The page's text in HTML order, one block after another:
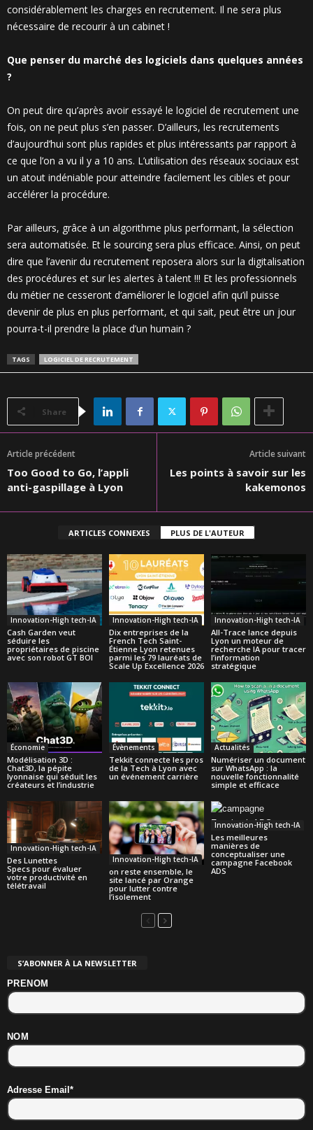
considérablement les charges en recrutement. Il ne sera plus
nécessaire de recourir à un cabinet !
Que penser du marché des logiciels dans quelques années
?
On peut dire qu’après avoir essayé le logiciel de recrutement une
fois, on ne peut plus s’en passer. D’ailleurs, les recrutements
d’aujourd’hui sont plus rapides et plus intéressants par rapport à
ce que l’on a vu il y a 10 ans. L’utilisation des réseaux sociaux est
un atout indéniable pour atteindre facilement les cibles et pour
accélérer la procédure.
Par ailleurs, grâce à un algorithme plus performant, la sélection
sera automatisée. Et le sourcing sera plus efficace. Ainsi, on peut
dire que l’avenir du recrutement reposera alors sur la digitalisation
des procédures et sur les alertes à talent !!! Et les professionnels
du métier ne cesseront d’améliorer le logiciel afin qu’il puisse
devenir de plus en plus performant, et qui sait, peut être un jour
pourra-t-il prendre la place d’un humain ?
TAGS LOGICIEL DE RECRUTEMENT
Share
Article précédent
Too Good to Go, l’appli
anti-gaspillage à Lyon
Article suivant
Les points à savoir sur les
kakemonos
ARTICLES CONNEXES PLUS DE L'AUTEUR
Innovation-High tech-IA
Cash Garden veut
séduire les
propriétaires de piscine
avec son robot GT BOI
Innovation-High tech-IA
Dix entreprises de la
French Tech Saint-
Étienne Lyon retenues
parmi les 79 lauréats de
Scale Up Excellence 2026
Innovation-High tech-IA
All-Trace lance depuis
Lyon un moteur de
recherche IA pour tracer
l’information
stratégique
Économie
Modélisation 3D :
Chat3D, la pépite
lyonnaise qui séduit les
créateurs et l’industrie
Évènements
Tekkit connecte les pros
de la Tech à Lyon avec
un événement carrière
Actualités
Numériser un document
sur WhatsApp : la
nouvelle fonctionnalité
simple et efficace
Innovation-High tech-IA
Des Lunettes
Specs pour évaluer
votre productivité en
télétravail
Innovation-High tech-IA
on reste ensemble, le
site lancé par Orange
pour lutter contre
l’isolement
Innovation-High tech-IA
Les meilleures
manières de
conceptualiser une
campagne Facebook
ADS
S’ABONNER À LA NEWSLETTER
PRENOM
NOM
Adresse Email*